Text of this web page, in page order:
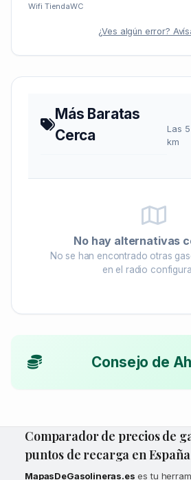
Wifi TiendaWC
¿Ves algún error?
Más Baratas
Cerca
Las
km
No hay alternativas
No se han encontrado otras
en el radio
Consejo de
Comparador de precios de
puntos de recarga en España
MapasDeGasolineras.es es tu